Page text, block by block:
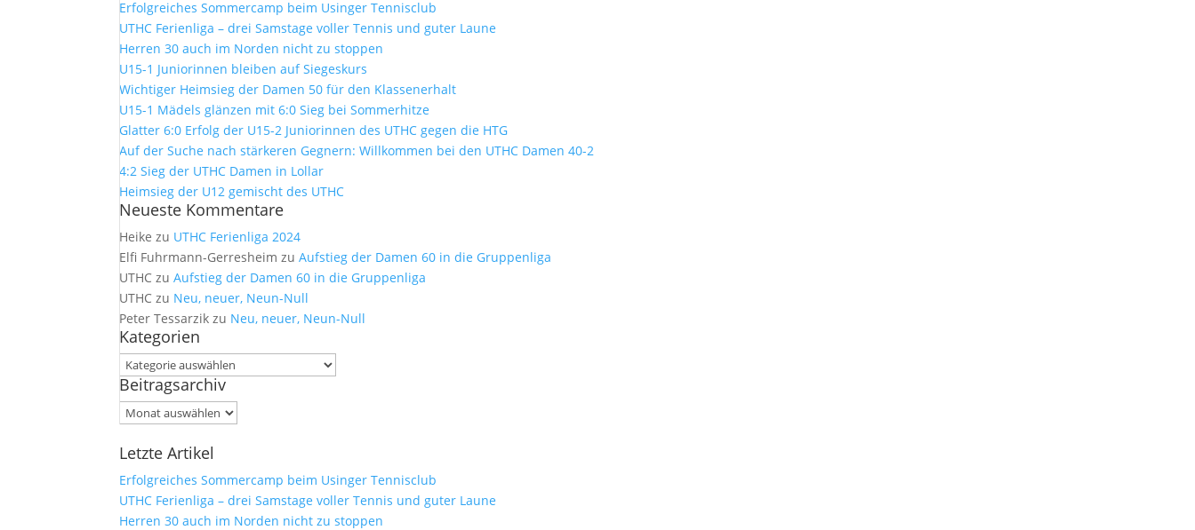
Erfolgreiches Sommercamp beim Usinger Tennisclub
UTHC Ferienliga – drei Samstage voller Tennis und guter Laune
Herren 30 auch im Norden nicht zu stoppen
U15-1 Juniorinnen bleiben auf Siegeskurs
Wichtiger Heimsieg der Damen 50 für den Klassenerhalt
U15-1 Mädels glänzen mit 6:0 Sieg bei Sommerhitze
Glatter 6:0 Erfolg der U15-2 Juniorinnen des UTHC gegen die HTG
Auf der Suche nach stärkeren Gegnern: Willkommen bei den UTHC Damen 40-2
4:2 Sieg der UTHC Damen in Lollar
Heimsieg der U12 gemischt des UTHC
Neueste Kommentare
Heike zu UTHC Ferienliga 2024
Elfi Fuhrmann-Gerresheim zuAufstieg der Damen 60 in die Gruppenliga
UTHC zuAufstieg der Damen 60 in die Gruppenliga
UTHC zu Neu, neuer, Neun-Null
Peter Tessarzik zu Neu, neuer, Neun-Null
Kategorien
Kategorien
Beitragsarchiv
Beitragsarchiv
Letzte Artikel
Erfolgreiches Sommercamp beim Usinger Tennisclub
UTHC Ferienliga – drei Samstage voller Tennis und guter Laune
Herren 30 auch im Norden nicht zu stoppen